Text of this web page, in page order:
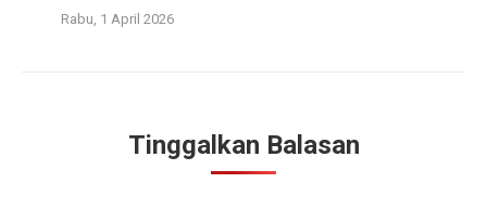
Rabu, 1 April 2026
Tinggalkan Balasan